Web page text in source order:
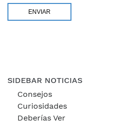
SIDEBAR NOTICIAS
Consejos
Curiosidades
Deberías Ver